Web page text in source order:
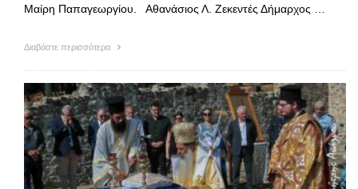
Μαίρη Παπαγεωργίου. Αθανάσιος Λ. Ζεκεντές Δήμαρχος …
Διαβάστε περισσότερα